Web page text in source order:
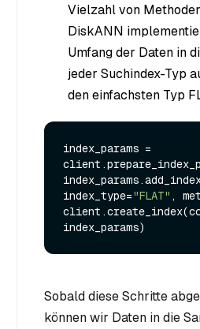
Vielzahl von
DiskANN
Umfang der Daten in
jeder Suchindex-Typ
den einfachsten Typ
index_params =
index_type="FLAT" ,
Sobald diese Schritte
können wir Daten in die